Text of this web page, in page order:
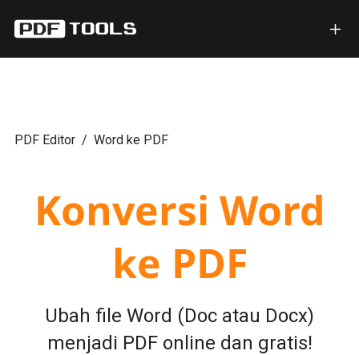
PDF Editor Word ke PDF
Konversi Word
ke PDF
Ubah file Word (Doc atau Docx)
menjadi PDF online dan gratis!